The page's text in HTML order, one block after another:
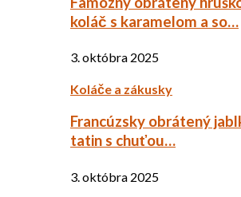
koláč s karamelom a so…
3. októbra 2025
Koláče a zákusky
Francúzsky obrátený
tatin s chuťou…
3. októbra 2025